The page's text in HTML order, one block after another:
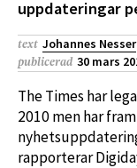
uppdateringar
text Johannes Nesser
publicerad 30 mars
The Times har
2010 men har
rapporterar